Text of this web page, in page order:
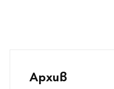
Архив